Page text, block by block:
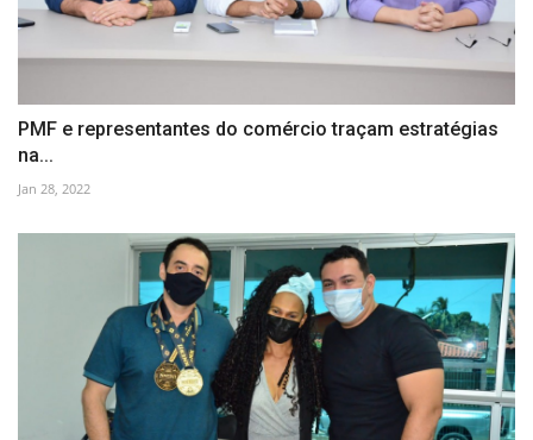
PMF e representantes do comércio traçam estratégias
na...
Jan 28, 2022